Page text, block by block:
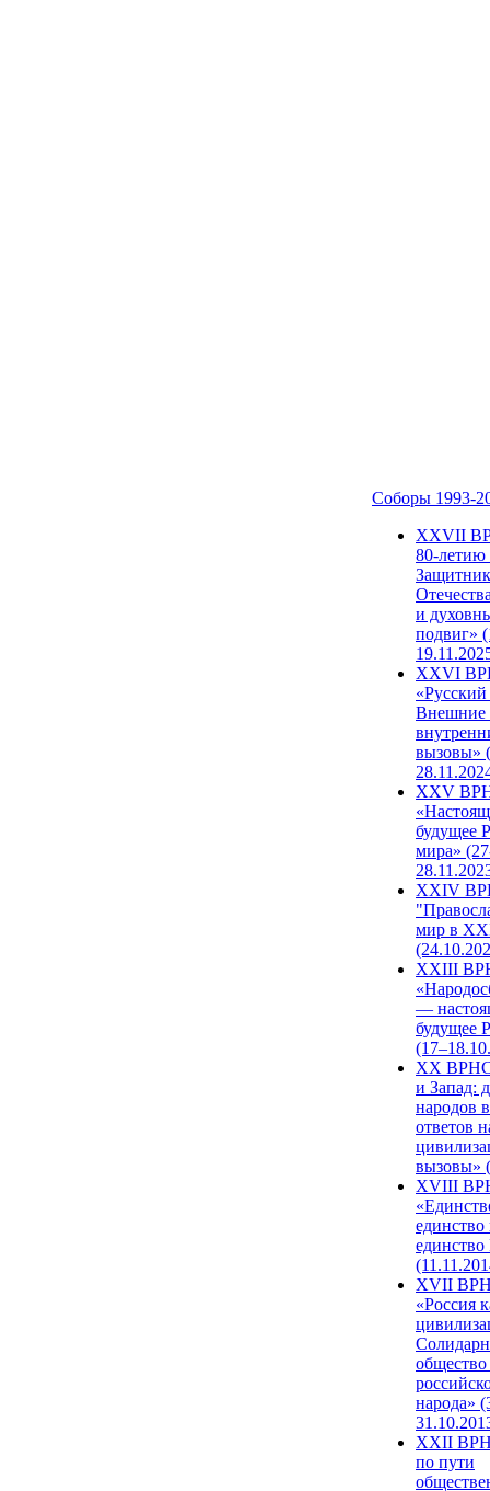
Соборы 1993-
ХХVII
80-
и
подвиг»
XXVI
Внешние
вызовы»
XXV
будущее
мира»
XXIV
мир в
XXIII
—
будущее
XX ВРНС
и Запад:
народов
ответов
вызовы»
XVIII
единство
единство
XVII
«Россия
народа»
XXII
по пути